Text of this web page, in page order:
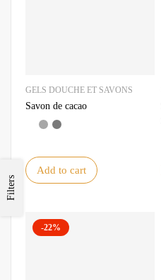
Filters
GELS DOUCHE ET SAVONS
Savon de cacao
Add to cart
-22%